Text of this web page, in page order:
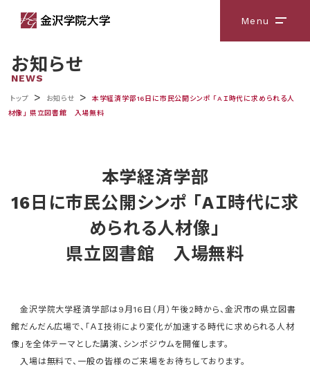
Menu メニ
お知らせ
NEWS
トップ > お知らせ >
本学経済学部16日に市民公開シンポ 「AＩ時代に求められる人
材像」 県立図書館 入場無料
本学経済学部
16日に市民公開シンポ 「AＩ時代に求
められる人材像」
県立図書館 入場無料
金沢学院大学経済学部は9月16日（月）午後2時から、金沢市の県立図書
館だんだん広場で、「ＡＩ技術により変化が加速する時代に求められる人材
像」を全体テーマとした講演、シンポジウムを開催します。
入場は無料で、一般の皆様のご来場をお待ちしております。